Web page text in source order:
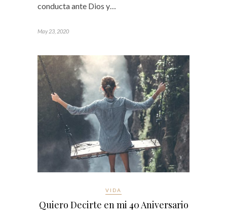
conducta ante Dios y…
May 23, 2020
VIDA
Quiero Decirte en mi 40 Aniversario